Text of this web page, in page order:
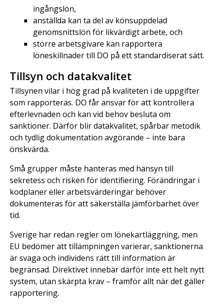
ingångslön,
anställda kan ta del av könsuppdelad
genomsnittslön för likvärdigt arbete, och
större arbetsgivare kan rapportera
löneskillnader till DO på ett standardiserat sätt.
Tillsyn och datakvalitet
Tillsynen vilar i hög grad på kvaliteten i de uppgifter
som rapporteras. DO får ansvar för att kontrollera
efterlevnaden och kan vid behov besluta om
sanktioner. Därför blir datakvalitet, spårbar metodik
och tydlig dokumentation avgörande – inte bara
önskvärda.
Små grupper måste hanteras med hänsyn till
sekretess och risken för identifiering. Förändringar i
kodplaner eller arbetsvärderingar behöver
dokumenteras för att säkerställa jämförbarhet över
tid.
Sverige har redan regler om lönekartläggning, men
EU bedömer att tillämpningen varierar, sanktionerna
är svaga och individens rätt till information är
begränsad. Direktivet innebär därför inte ett helt nytt
system, utan skärpta krav – framför allt när det gäller
rapportering.